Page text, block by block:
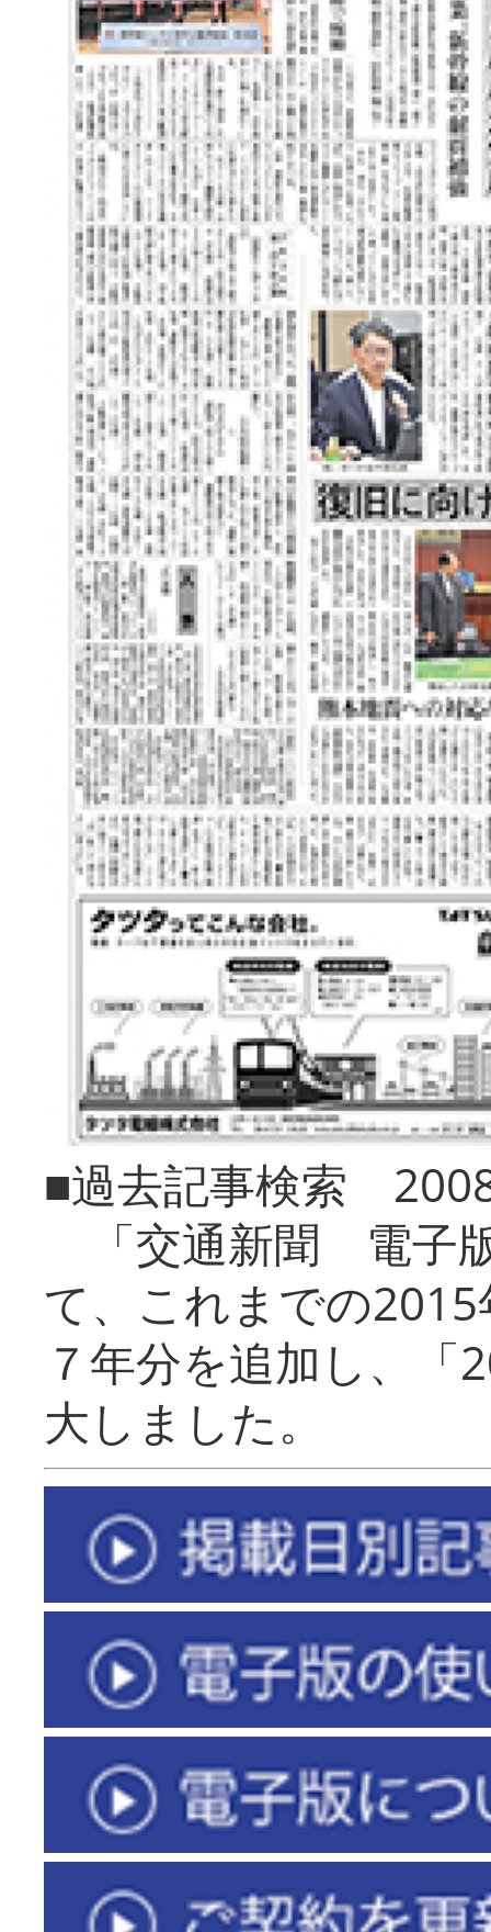
■過去記事検索
「交通新聞 電子
て、これまでの
７年分を追加し、「
大しまし